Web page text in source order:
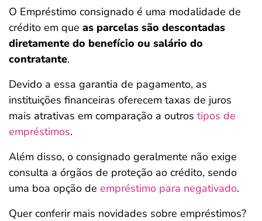
O Empréstimo consignado é uma modalidade de
crédito em que as parcelas são descontadas
diretamente do benefício ou salário do
contratante.
Devido a essa garantia de pagamento, as
instituições financeiras oferecem taxas de juros
mais atrativas em comparação a outros tipos de
empréstimos.
Além disso, o consignado geralmente não exige
consulta a órgãos de proteção ao crédito, sendo
uma boa opção de empréstimo para negativado.
Quer conferir mais novidades sobre empréstimos?